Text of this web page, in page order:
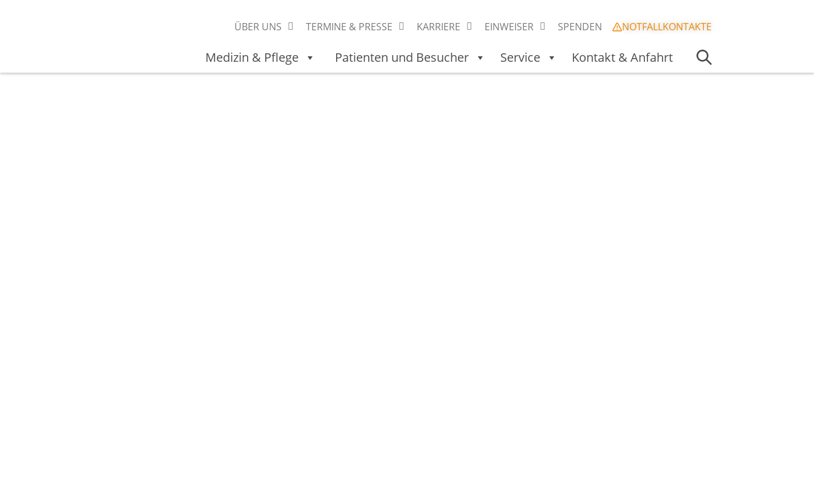
ÜBER UNS TERMINE & PRESSE KARRIERE EINWEISER SPENDEN NOTFALLKONTAKTE
Patienten und Besucher
Medizin & Pflege Service Kontakt & Anfahrt